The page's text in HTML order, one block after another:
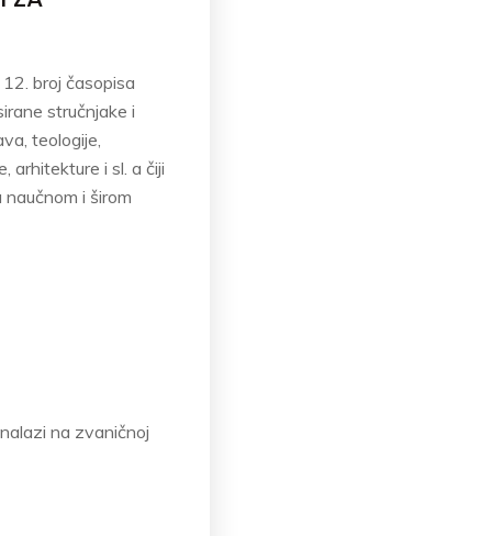
broj časopisa
stručnjake i
teologije,
arhitekture i sl. a čiji
i širom
na zvaničnoj